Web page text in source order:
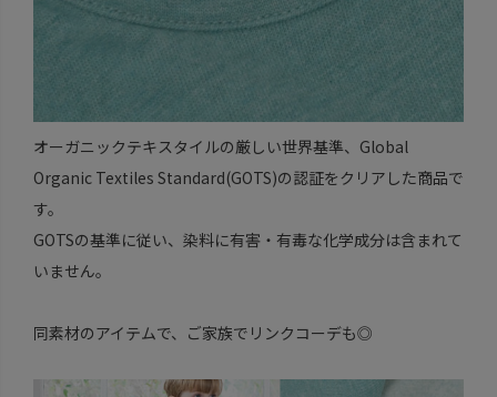
オーガニックテキスタイルの厳しい世界基準、Global
Organic Textiles Standard(GOTS)の認証をクリアした商品で
す。
GOTSの基準に従い、染料に有害・有毒な化学成分は含まれて
いません。
同素材のアイテムで、ご家族でリンクコーデも◎